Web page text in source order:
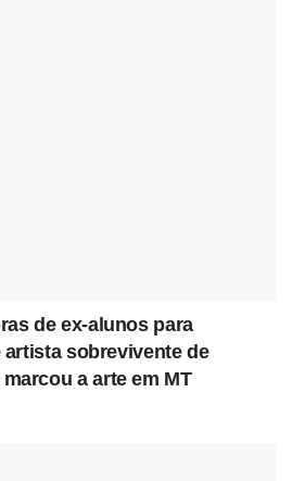
de ex-alunos para
sobrevivente de
a arte em MT